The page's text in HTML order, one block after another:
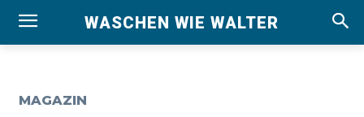
WASCHEN WIE WALTER
MAGAZIN